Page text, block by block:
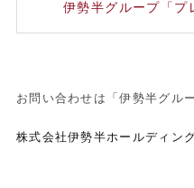
伊勢半グループ「プ
お問い合わせは「伊勢半グル
株式会社伊勢半ホールディン